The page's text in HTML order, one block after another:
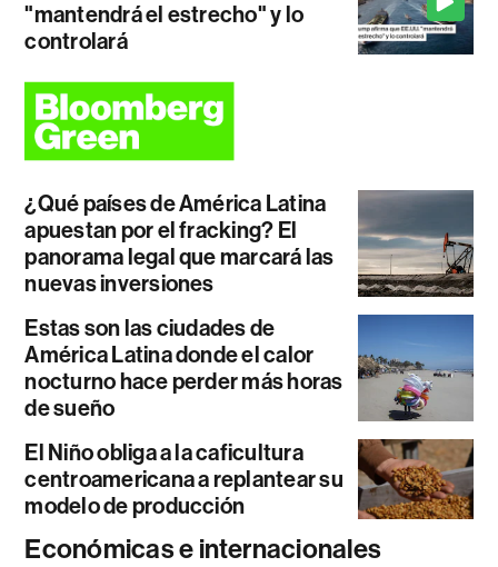
"mantendrá el estrecho" y lo
controlará
¿Qué países de América Latina
apuestan por el fracking? El
panorama legal que marcará las
nuevas inversiones
Estas son las ciudades de
América Latina donde el calor
nocturno hace perder más horas
de sueño
El Niño obliga a la caficultura
centroamericana a replantear su
modelo de producción
Económicas e internacionales